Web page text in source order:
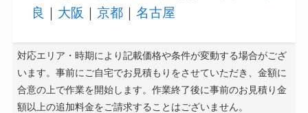
良 ｜ 大阪 ｜京都 ｜名古屋
対応エリア・時期により記載価格や条件が変動する場合がござ
います。事前にご自宅でお見積もりをさせていただき、金額に
合意の上で作業を開始します。作業終了後に事前のお見積り金
額以上の追加料金をご請求することはございません。